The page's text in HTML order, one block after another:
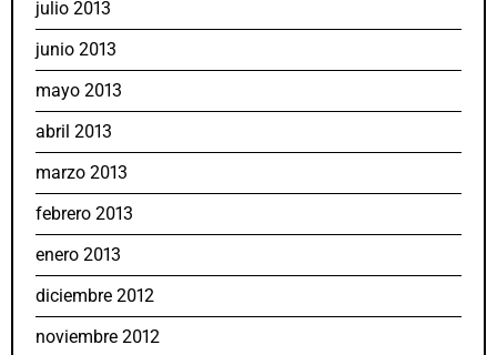
julio 2013
junio 2013
mayo 2013
abril 2013
marzo 2013
febrero 2013
enero 2013
diciembre 2012
noviembre 2012